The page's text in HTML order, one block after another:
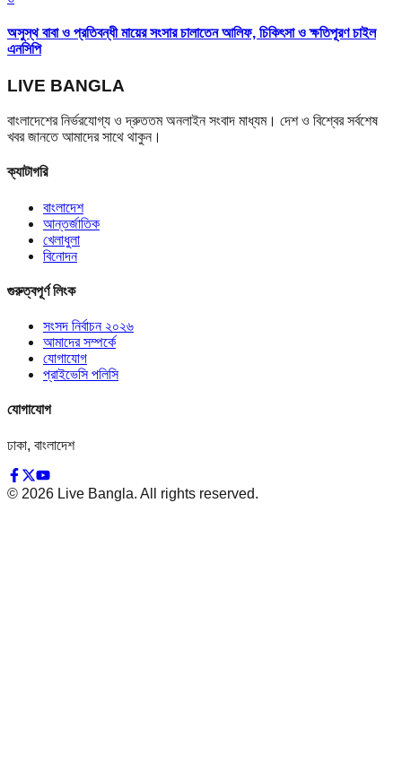
অসুস্থ বাবা ও প্রতিবন্ধী মায়ের সংসার চালাতেন আলিফ, চিকিৎসা ও ক্ষতিপূরণ চাইল
এনসিপি
LIVE BANGLA
বাংলাদেশের নির্ভরযোগ্য ও দ্রুততম অনলাইন সংবাদ মাধ্যম। দেশ ও বিশ্বের সর্বশেষ
খবর জানতে আমাদের সাথে থাকুন।
ক্যাটাগরি
বাংলাদেশ
আন্তর্জাতিক
খেলাধুলা
বিনোদন
গুরুত্বপূর্ণ লিংক
সংসদ নির্বাচন ২০২৬
আমাদের সম্পর্কে
যোগাযোগ
প্রাইভেসি পলিসি
যোগাযোগ
ঢাকা, বাংলাদেশ
© 2026 Live Bangla. All rights reserved.